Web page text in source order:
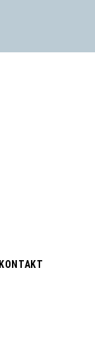
KONTAKT